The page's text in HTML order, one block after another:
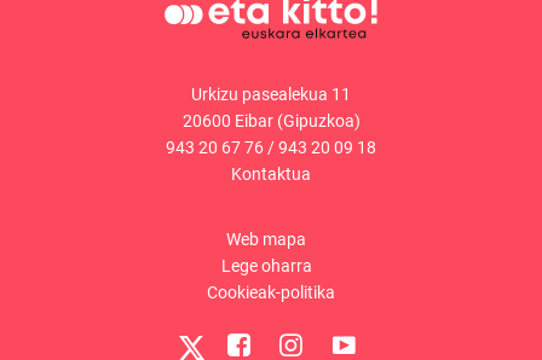
Urkizu pasealekua 11
20600 Eibar (Gipuzkoa)
943 20 67 76/943 20 09 18
Kontaktua
Web mapa
Lege oharra
Cookieak-politika